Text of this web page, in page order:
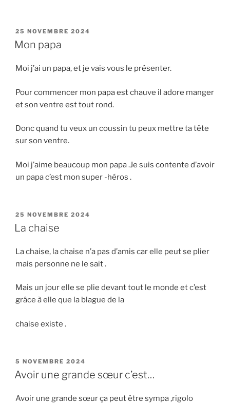
PUBLIÉ
LE
25 NOVEMBRE 2024
Mon papa
Moi j’ai un papa, et je vais vous le présenter.
Pour commencer mon papa est chauve il adore manger
et son ventre est tout rond.
Donc quand tu veux un coussin tu peux mettre ta tête
sur son ventre.
Moi j’aime beaucoup mon papa .Je suis contente d’avoir
un papa c’est mon super -héros .
PUBLIÉ
LE
25 NOVEMBRE 2024
La chaise
La chaise, la chaise n’a pas d’amis car elle peut se plier
mais personne ne le sait .
Mais un jour elle se plie devant tout le monde et c’est
grâce à elle que la blague de la
chaise existe .
PUBLIÉ
LE
5 NOVEMBRE 2024
Avoir une grande sœur c’est…
Avoir une grande sœur ça peut être sympa ,rigolo